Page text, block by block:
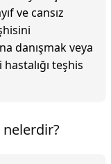
ve cansız
danışmak veya
teşhis
nelerdir?